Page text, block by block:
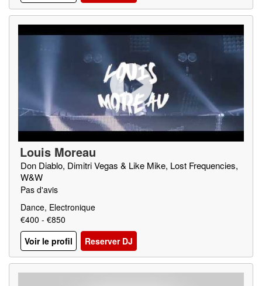
Louis Moreau
Don Diablo, Dimitri Vegas & Like Mike, Lost Frequencies,
W&W
Pas d'avis
Dance, Electronique
€400 - €850
Voir le profil
Reserver DJ